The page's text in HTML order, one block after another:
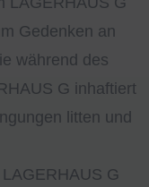
Gedenken an
während des
G inhaftiert
litten und
G